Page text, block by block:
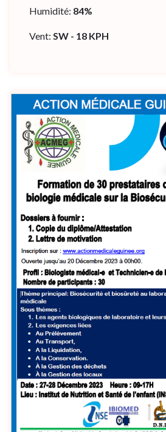
Humidité: 84%
Vent: SW - 18 KPH